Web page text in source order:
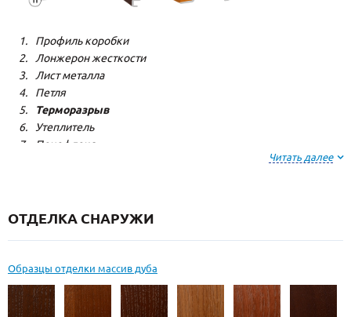
Профиль коробки
Лонжерон жесткости
Лист металла
Петля
Терморазрыв
Утеплитель
Пенофлекс
Резиновый уплотнитель
Читать далее
ОТДЕЛКА СНАРУЖИ
Образцы отделки массив дуба